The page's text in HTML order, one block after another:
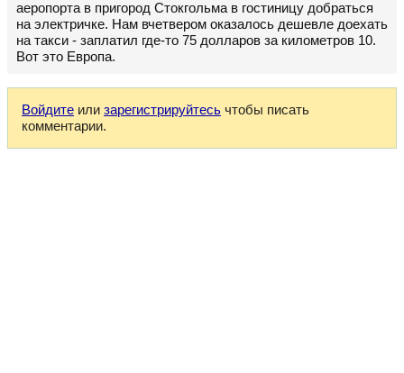
аеропорта в пригород Стокгольма в гостиницу добраться
на электричке. Нам вчетвером оказалось дешевле доехать
на такси - заплатил где-то 75 долларов за километров 10.
Вот это Европа.
Войдите или зарегистрируйтесь чтобы писать
комментарии.